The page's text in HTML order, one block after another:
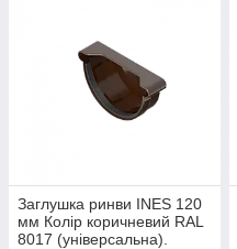
Заглушка ринви INES 120
мм Колір коричневий RAL
8017 (універсальна).